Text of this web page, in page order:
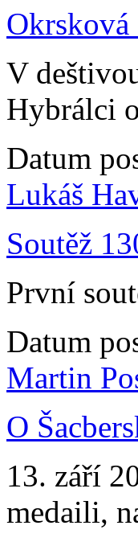
Okrsková
V
Hybrálci
Datum
Lukáš
Soutěž
První
Datum
Martin
O
13. září
medaili,